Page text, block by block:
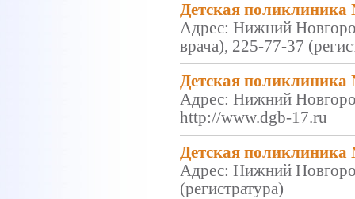
Детская
Адрес: Нижний
врача), 225-77-37
Детская
Адрес: Нижний
http://www.dgb-17.ru
Детская
Адрес: Нижний
(регистратура)